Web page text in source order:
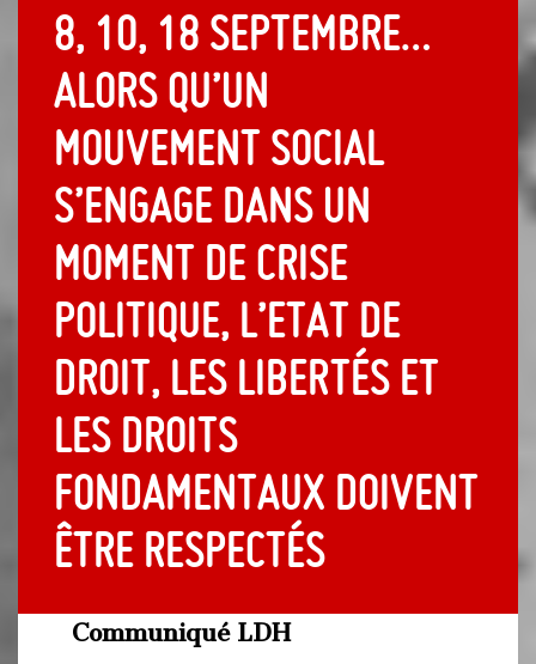
8, 10, 18 septembre…
Alors qu’un
mouvement social
s’engage dans un
moment de crise
politique, l’Etat de
droit, les libertés et
les droits
fondamentaux doivent
être respectés
Communiqué LDH